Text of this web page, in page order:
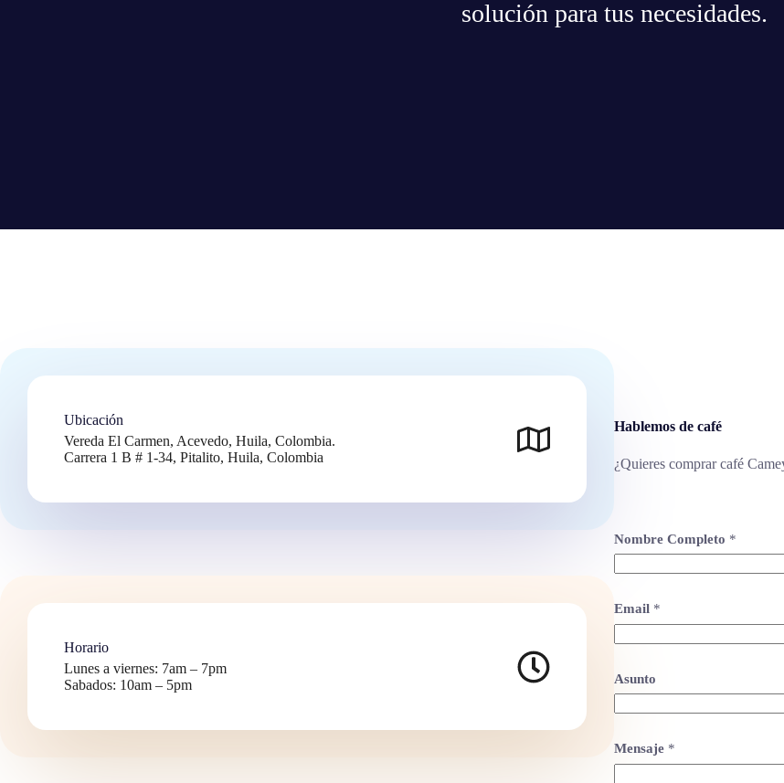
solución para tus necesidades.
Ubicación
Vereda El Carmen, Acevedo, Huila, Colombia.
Carrera 1 B # 1-34, Pitalito, Huila, Colombia
Horario
Lunes a viernes: 7am – 7pm
Sabados: 10am – 5pm
Hablemos de café
¿Quieres comprar café
Nombre Completo *
Email *
Asunto
Mensaje *